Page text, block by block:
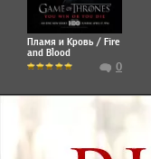
Пламя и Кровь / Fire
and Blood
0